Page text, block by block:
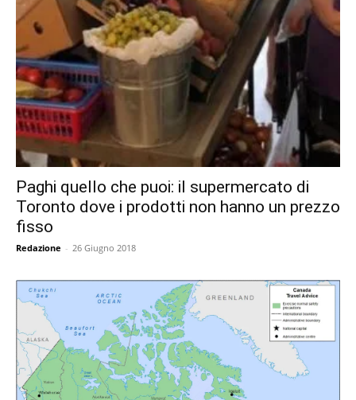
Paghi quello che puoi: il supermercato di
Toronto dove i prodotti non hanno un prezzo
fisso
Redazione - 26 Giugno 2018